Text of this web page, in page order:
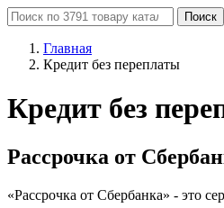
Поиск
Главная
Кредит без переплаты
Кредит без
Рассрочка от
«Рассрочка от Сбербанка» - это